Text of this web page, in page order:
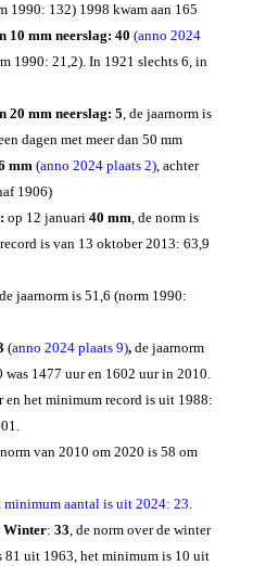
1990: 132) 1998 kwam aan 165
10 mm neerslag: 40 (anno 2024
1990: 21,2). In 1921 slechts 6, in
20 mm neerslag: 5, de jaarnorm is
dagen met meer dan 50 mm
mm (anno 2024 plaats 2), achter
1906)
op 12 januari 40 mm, de norm is
is van 13 oktober 2013: 63,9
de jaarnorm is 51,6 (norm 1990:
(anno 2024 plaats 9), de jaarnorm
1477 uur en 1602 uur in 2010.
het minimum record is uit 1988:
van 2010 om 2020 is 58 om
minimum aantal is uit 2024: 23.
Winter: 33, de norm over de winter
81 uit 1963, het minimum is 10 uit